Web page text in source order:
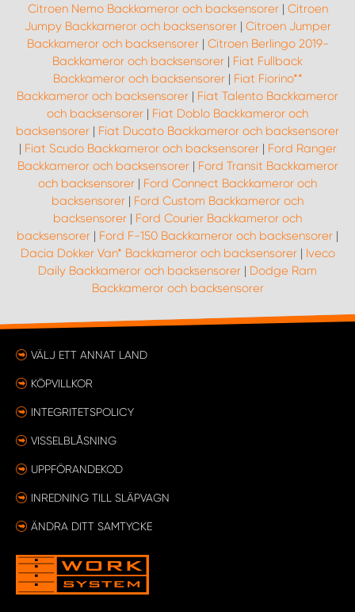
Citroen Nemo Backkameror och backsensorer| Citroen
Jumpy Backkameror och backsensorer| Citroen Jumper
Backkameror och backsensorer| Citroen Berlingo 2019-
Backkameror och backsensorer | Fiat Fullback
Backkameror och backsensorer| Fiat Fiorino**
Backkameror och backsensorer | Fiat Talento Backkameror
och backsensorer | Fiat Doblo Backkameror och
backsensorer | Fiat Ducato Backkameror och backsensorer
| Fiat Scudo Backkameror och backsensorer| Ford Ranger
Backkameror och backsensorer| Ford Transit Backkameror
och backsensorer | Ford Connect Backkameror och
backsensorer | Ford Custom Backkameror och
backsensorer | Ford Courier Backkameror och
backsensorer | Ford F-150 Backkameror och backsensorer |
Dacia Dokker Van* Backkameror och backsensorer| Iveco
Daily Backkameror och backsensorer | Dodge Ram
Backkameror och backsensorer
VÄLJ ETT ANNAT LAND
KÖPVILLKOR
INTEGRITETSPOLICY
VISSELBLÅSNING
UPPFÖRANDEKOD
INREDNING TILL SLÄPVAGN
ÄNDRA DITT SAMTYCKE